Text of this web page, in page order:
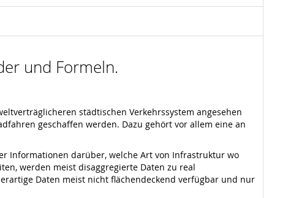
und Formeln.
städtischen Verkehrssystem angesehen
geschaffen werden. Dazu gehört vor allem eine an
Informationen darüber, welche Art von Infrastruktur wo
werden meist disaggregierte Daten zu real
Daten meist nicht flächendeckend verfügbar und nur